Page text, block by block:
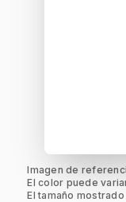
Imagen de
El color puede
El tamaño